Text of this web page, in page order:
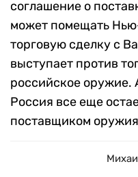
соглашение о
может помещать
торговую сделку с
выступает против
российское оружие.
Россия все еще
поставщиком